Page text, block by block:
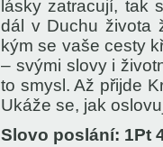
lásky zatracují, tak
dál v Duchu života
kým se vaše cesty
– svými slovy i
to smysl. Až přijde
Ukáže se, jak
Slovo poslání: 1Pt